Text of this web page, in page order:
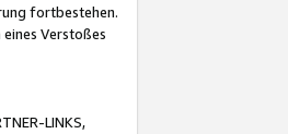
fortbestehen.
Verstoßes
LINKS,